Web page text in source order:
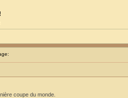
coupe du monde.